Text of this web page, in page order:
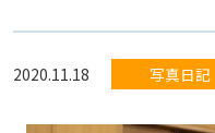
2020.11.18 写真日記